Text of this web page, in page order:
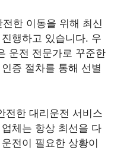
한 이동을 위해 최신
행하고 있습니다. 우
운전 전문가로 꾸준한
증 절차를 통해 선별
전한 대리운전 서비스
체는 항상 최선을 다
전이 필요한 상황이